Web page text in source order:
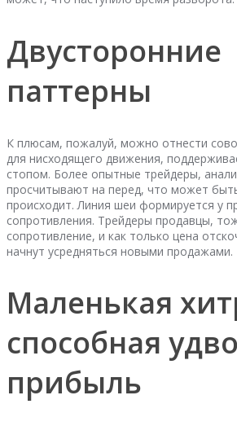
Двусторонние
паттерны
К плюсам, пожалуй, можно отнести
для нисходящего движения,
стопом. Более опытные трейдеры,
просчитывают на перед, что может
происходит. Линия шеи формируется у
сопротивления. Трейдеры продавцы,
сопротивление, и как только цена
начнут усредняться новыми продажами.
Маленькая
способная
прибыль